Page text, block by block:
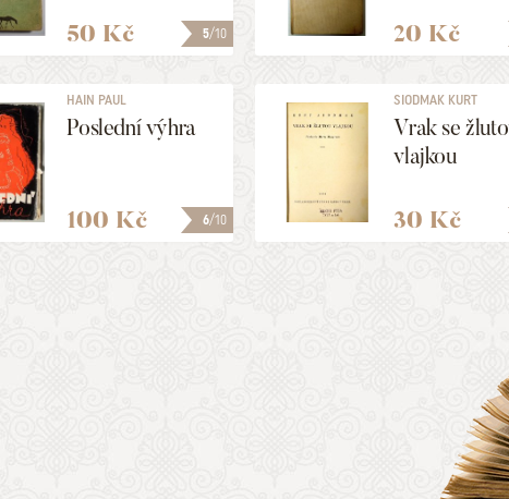
5/10
50 Kč 20 Kč
6/10
HAIN PAUL
Poslední výhra
100 Kč
SIODMAK KURT
Vrak se
vlajkou
30 Kč